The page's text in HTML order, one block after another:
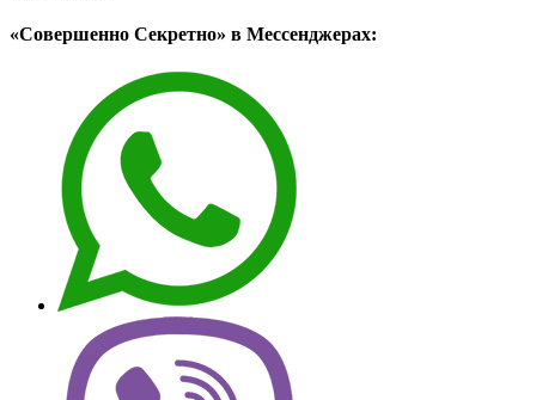
«Совершенно Секретно» в Мессенджерах: